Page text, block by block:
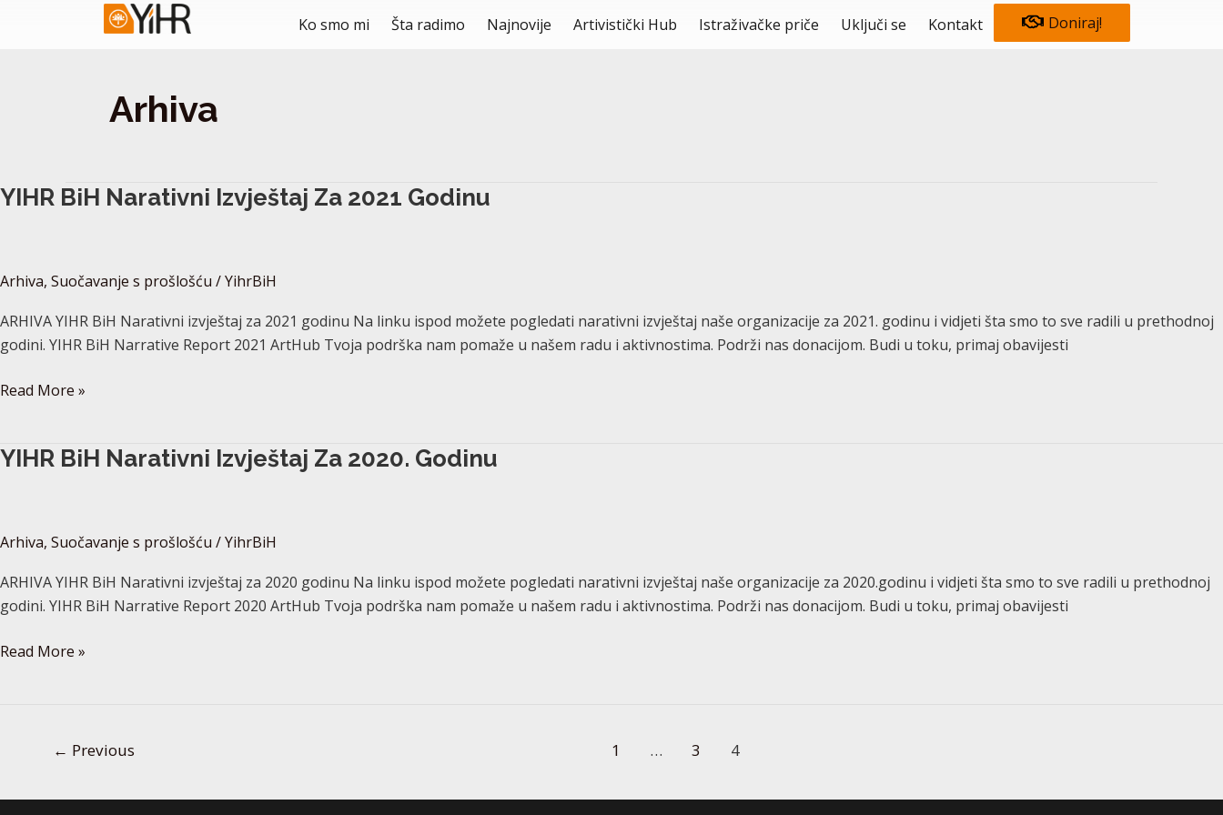
Ko smo mi Šta radimo Najnovije Artivistički Hub Istraživačke priče Uključi se Kontakt Doniraj!
Arhiva
YIHR BiH Narativni Izvještaj Za 2021 Godinu
Arhiva, Suočavanje s prošlošću /YihrBiH
ARHIVA YIHR BiH Narativni izvještaj za 2021 godinu Na linku ispod možete pogledati narativni izvještaj naše organizacije za 2021. godinu i vidjeti šta smo to sve radili u prethodnoj
godini. YIHR BiH Narrative Report 2021 ArtHub Tvoja podrška nam pomaže u našem radu i aktivnostima. Podrži nas donacijom. Budi u toku, primaj obavijesti
YIHR
za
2021
godinu
Read More »
YIHR BiH Narativni Izvještaj Za 2020. Godinu
Arhiva, Suočavanje s prošlošću /YihrBiH
ARHIVA YIHR BiH Narativni izvještaj za 2020 godinu Na linku ispod možete pogledati narativni izvještaj naše organizacije za 2020.godinu i vidjeti šta smo to sve radili u prethodnoj
godini. YIHR BiH Narrative Report 2020 ArtHub Tvoja podrška nam pomaže u našem radu i aktivnostima. Podrži nas donacijom. Budi u toku, primaj obavijesti
YIHR
za
2020.
godinu
Read More »
← Previous 1 … 3 4